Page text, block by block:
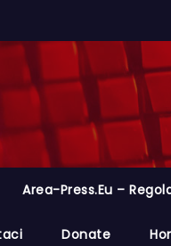
Area-Press.eu –
Donate